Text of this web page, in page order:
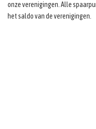
onze verenigingen. Alle
het saldo van de verenigingen.